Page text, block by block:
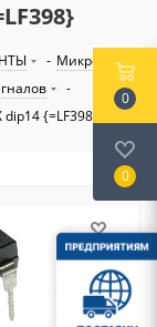
- Микросхемы
-
{=LF398}
0
0